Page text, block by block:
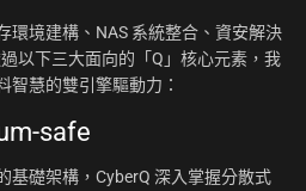
環境建構、NAS 系統整合、資安解決
以下三大面向的「Q」核心元素，我
智慧的雙引擎驅動力：
safe
基礎架構，CyberQ 深入掌握分散式